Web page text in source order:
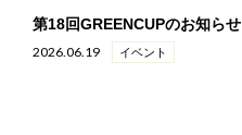
第18回GREENCUPのお知らせ
2026.06.19 イベント